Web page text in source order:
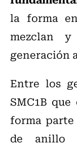
la forma
mezclan
generación
Entre los
SMC1B
forma
de anillo